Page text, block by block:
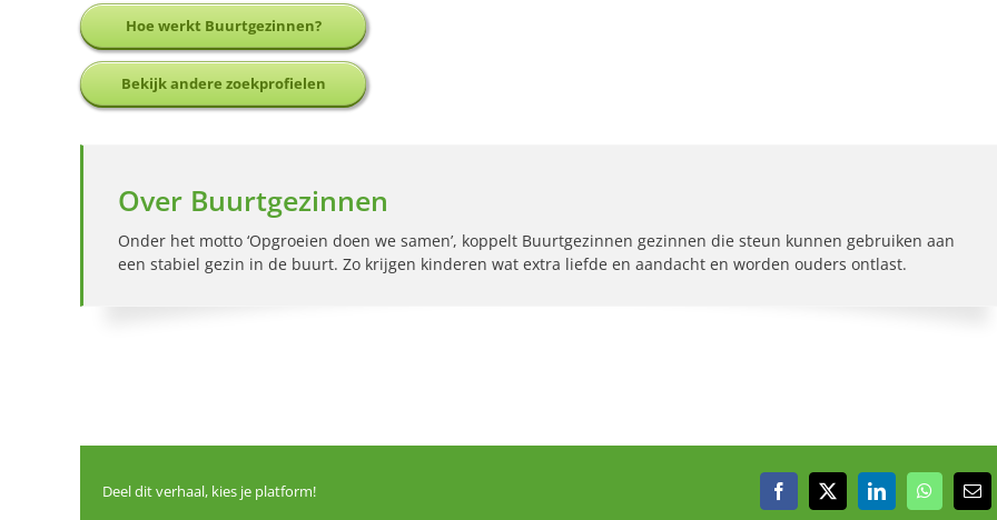
Hoe werkt Buurtgezinnen?
Bekijk andere zoekprofielen
Over Buurtgezinnen
Onder het motto ‘Opgroeien doen we samen’, koppelt Buurtgezinnen gezinnen die steun kunnen gebruiken aan
een stabiel gezin in de buurt. Zo krijgen kinderen wat extra liefde en aandacht en worden ouders ontlast.
Deel dit verhaal, kies je platform! Facebook
X LinkedIn
E-